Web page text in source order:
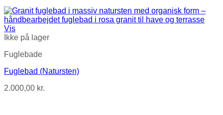
Vis
Ikke på lager
Fuglebade
Fuglebad (Natursten)
2.000,00 kr.